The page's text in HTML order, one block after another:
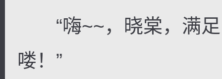
“嗨~~，晓棠，满足
喽！”